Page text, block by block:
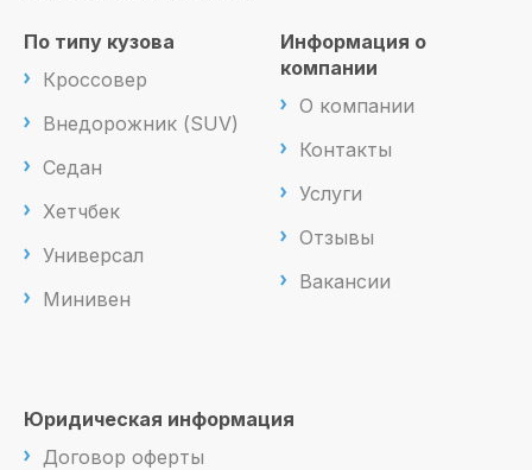
По типу кузова
Кроссовер
Внедорожник (SUV)
Седан
Хетчбек
Универсал
Минивен
Информация о
компании
О компании
Контакты
Услуги
Отзывы
Вакансии
Юридическая информация
Договор оферты